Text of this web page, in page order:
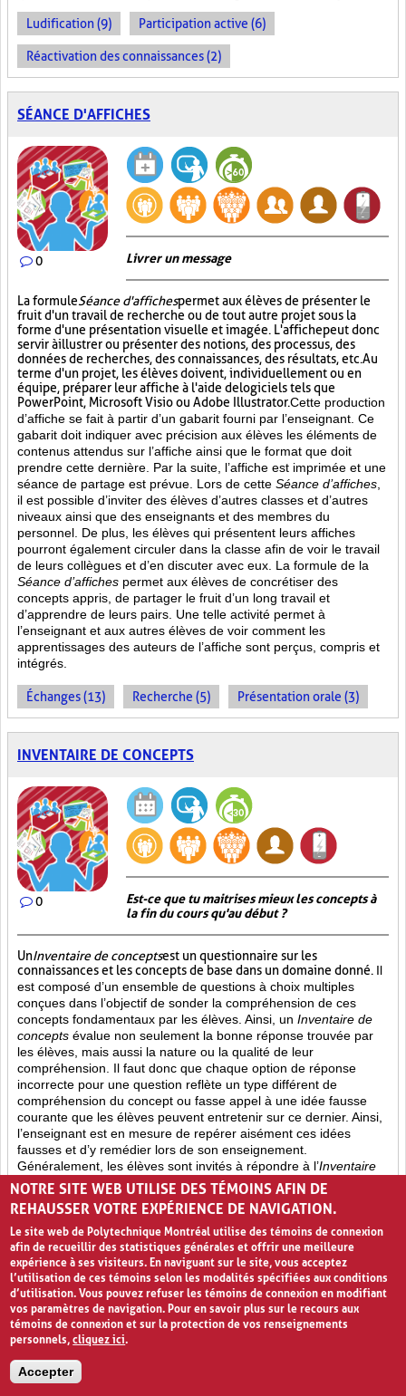
Ludification (9) Participation active (6)
Réactivation des connaissances (2)
SÉANCE D'AFFICHES
0 Livrer un message
La formuleSéance d'affichespermet aux élèves de présenter le
fruit d'un travail de recherche ou de tout autre projet sous la
forme d'une présentation visuelle et imagée. L'affichepeut donc
servir à illustrer ou présenter des notions, des processus, des
données de recherches, des connaissances, des résultats, etc. Au
terme d'un projet, les élèves doivent, individuellement ou en
équipe, préparer leur affiche à l'aide de logiciels tels que
PowerPoint, Microsoft Visio ou Adobe Illustrator.Cette production
d’affiche se fait à partir d’un gabarit fourni par l’enseignant. Ce
gabarit doit indiquer avec précision aux élèves les éléments de
contenus attendus sur l’affiche ainsi que le format que doit
prendre cette dernière. Par la suite, l’affiche est imprimée et une
séance de partage est prévue. Lors de cette Séance d’affiches
il est possible d’inviter des élèves d’autres classes et d’autres
niveaux ainsi que des enseignants et des membres du
personnel. De plus, les élèves qui présentent leurs affiches
pourront également circuler dans la classe afin de voir le travail
de leurs collègues et d’en discuter avec eux. La formule de la
Séance d’affiches permet aux élèves de concrétiser des
concepts appris, de partager le fruit d’un long travail et
d’apprendre de leurs pairs. Une telle activité permet à
l’enseignant et aux autres élèves de voir comment les
apprentissages des auteurs de l’affiche sont perçus, compris et
intégrés.
Échanges (13) Recherche (5) Présentation orale (3)
INVENTAIRE DE CONCEPTS
0
Est-ce que tu maitrises mieux les concepts à
la fin du cours qu'au début ?
UnInventaire de conceptsest un questionnaire sur les
connaissances et les concepts de base dans un domaine donné. Il
est composé d’un ensemble de questions à choix multiples
conçues dans l’objectif de sonder la compréhension de ces
concepts fondamentaux par les élèves. Ainsi, un Inventaire de
concepts évalue non seulement la bonne réponse trouvée par
les élèves, mais aussi la nature ou la qualité de leur
compréhension. Il faut donc que chaque option de réponse
incorrecte pour une question reflète un type différent de
compréhension du concept ou fasse appel à une idée fausse
courante que les élèves peuvent entretenir sur ce dernier. Ainsi,
l’enseignant est en mesure de repérer aisément ces idées
fausses et d’y remédier lors de son enseignement.
Généralement, les élèves sont invités à répondre à l’Inventaire
des conceptsà deux reprises : d’abord lors du tout premier
cours et ensuite lors du dernier. De cette façon, l’enseignant est
en mesure de déterminer l’impact de son enseignement sur les
idées fausses des élèves ou encore sur leur bonne
compréhension des concepts importants du cours.
Quiz (6) Approfondissement des connaissances (17)
Évolution des apprentissages (2)
EXERCICES RÉPÉTÉS
NOTRE SITE WEB UTILISE DES TÉMOINS AFIN DE
REHAUSSER VOTRE EXPÉRIENCE DE NAVIGATION.
Le site web de Polytechnique Montréal utilise des témoins de connexion
afin de recueillir des statistiques générales et offrir une meilleure
expérience à ses visiteurs. En naviguant sur le site, vous acceptez
l’utilisation de ces témoins selon les modalités spécifiées aux conditions
d’utilisation. Vous pouvez refuser les témoins de connexion en modifiant
vos paramètres de navigation. Pour en savoir plus sur le recours aux
témoins de connexion et sur la protection de vos renseignements
personnels,cliquez ici.
Accepter